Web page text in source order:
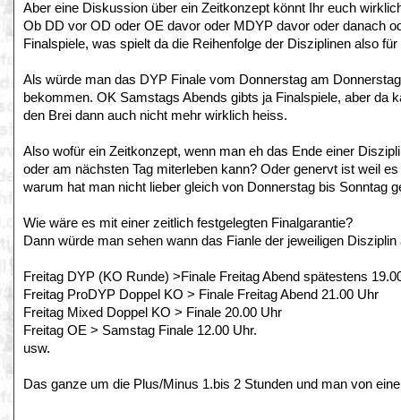
Aber eine Diskussion über ein Zeitkonzept könnt Ihr euch
Ob DD vor OD oder OE davor oder MDYP davor oder danach
Finalspiele, was spielt da die Reihenfolge der Disziplinen also für
Als würde man das DYP Finale vom Donnerstag am
bekommen. OK Samstags Abends gibts ja Finalspiele, aber da
den Brei dann auch nicht mehr wirklich heiss.
Also wofür ein Zeitkonzept, wenn man eh das Ende einer
oder am nächsten Tag miterleben kann? Oder genervt ist weil
warum hat man nicht lieber gleich von Donnerstag bis Sonntag
Wie wäre es mit einer zeitlich festgelegten Finalgarantie?
Dann würde man sehen wann das Fianle der jeweiligen
Freitag DYP (KO Runde) >Finale Freitag Abend spätestens
Freitag ProDYP Doppel KO > Finale Freitag Abend 21.00 Uhr
Freitag Mixed Doppel KO > Finale 20.00 Uhr
Freitag OE > Samstag Finale 12.00 Uhr.
usw.
Das ganze um die Plus/Minus 1.bis 2 Stunden und man von